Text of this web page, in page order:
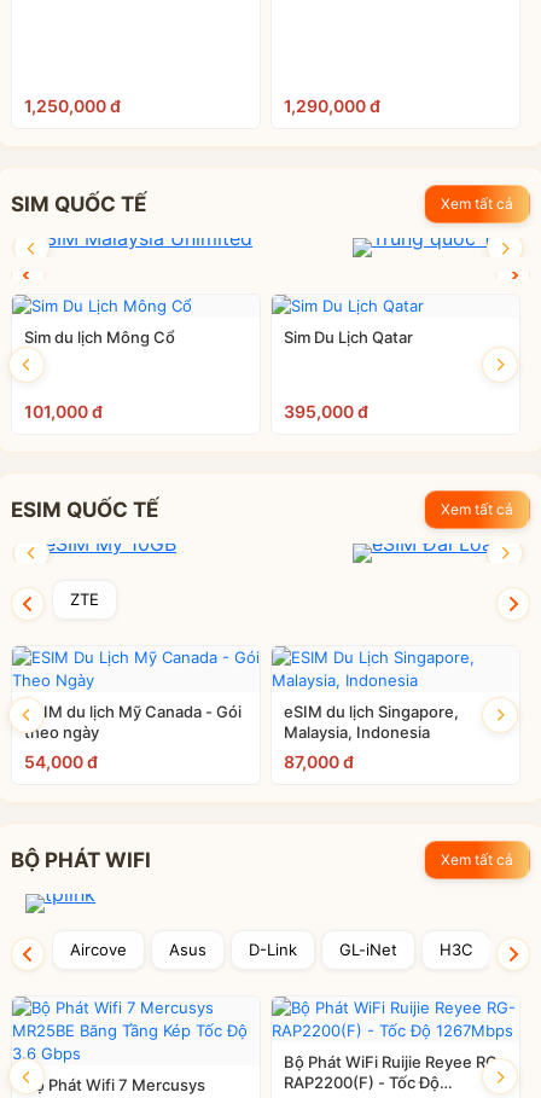
1,250,000 đ 1,290,000 đ
SIM QUỐC TẾ Xem tất cả
Sim du lịch Mông Cổ
101,000 đ
Sim Du Lịch Qatar
395,000 đ
ESIM QUỐC TẾ Xem tất cả
ZTE
eSIM du lịch Mỹ Canada - Gói
theo ngày
54,000 đ
eSIM du lịch Singapore,
Malaysia, Indonesia
87,000 đ
BỘ PHÁT WIFI Xem tất cả
Aircove Asus D-Link GL-iNet H3C
Bộ Phát Wifi 7 Mercusys
Bộ Phát WiFi Ruijie Reyee RG-
RAP2200(F) - Tốc Độ